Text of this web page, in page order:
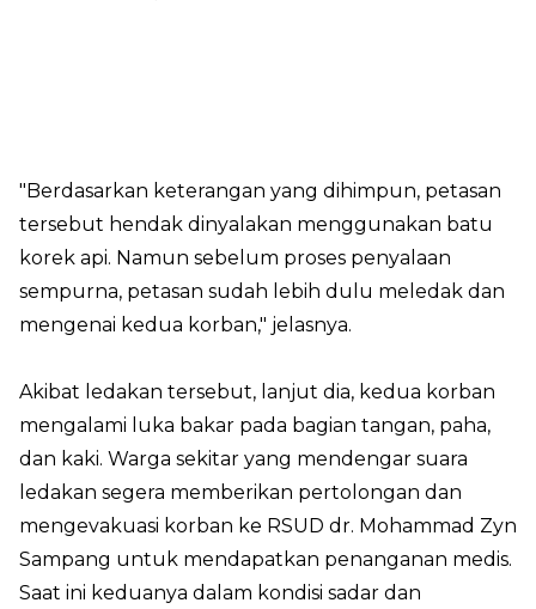
"Berdasarkan keterangan yang dihimpun, petasan
tersebut hendak dinyalakan menggunakan batu
korek api. Namun sebelum proses penyalaan
sempurna, petasan sudah lebih dulu meledak dan
mengenai kedua korban," jelasnya.
Akibat ledakan tersebut, lanjut dia, kedua korban
mengalami luka bakar pada bagian tangan, paha,
dan kaki. Warga sekitar yang mendengar suara
ledakan segera memberikan pertolongan dan
mengevakuasi korban ke RSUD dr. Mohammad Zyn
Sampang untuk mendapatkan penanganan medis.
Saat ini keduanya dalam kondisi sadar dan